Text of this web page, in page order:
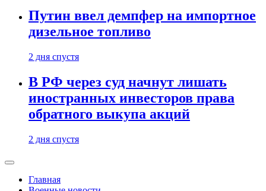
Путин ввел демпфер на импортное
дизельное топливо
2 дня спустя
В РФ через суд начнут лишать
иностранных инвесторов права
обратного выкупа акций
2 дня спустя
Главная